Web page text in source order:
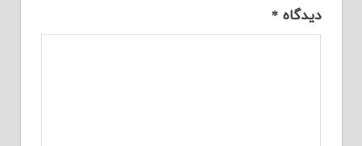
دیدگاه *